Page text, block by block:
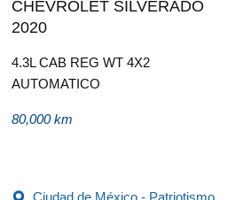
CHEVROLET SILVERADO
2020
4.3L CAB REG WT 4X2
AUTOMATICO
80,000 km
Ciudad de México - Patriotismo